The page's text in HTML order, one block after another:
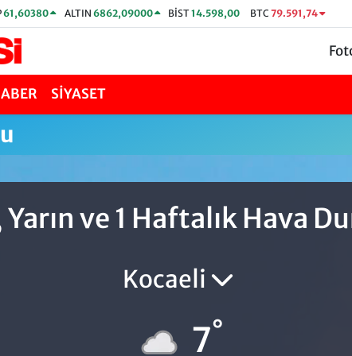
61,60380 ALTIN 6862,09000 BİST14.598,00 BTC 79.591,74
SİYASET
ve 1 Haftalık Hava
Kocaeli
7°